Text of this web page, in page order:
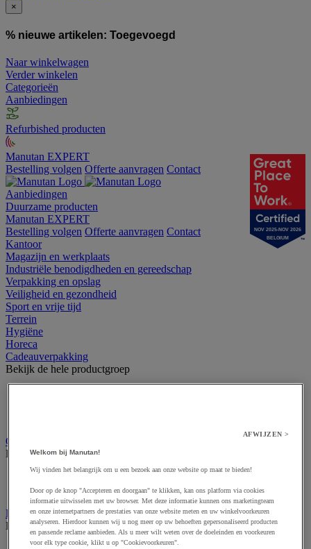
×
% nieuwe artikelen: Toegevoegd
Naar winkelwagen
Verder winkelen
Categorieën
Aanbiedingen
Refurbished producten
Manutan EXPERT
Bestelling volgen Offerte aanvragen Contact
Aanbiedingen
Duurzame producten
Manutan EXPERT
Bestelling volgen Offerte aanvragen Contact
Kantoor
Magazijn en werkplaats
Industriële benodigdheden en gereedschap
Verpakking en opslag
Veiligheid en gezondheid
Sport en vrije tijd
Terrein
Hygiëne
Horeca
Cadeauverpakking
Bekijk de hele productgroep
Cutter en veiligheidsmes
Bekijk de hele productgroep
Accessoires voor veiligheids- en multifunctioneel mes
Veiligheidsmes & multifunctioneel mes
Dozen, enveloppen en postpakketten
Bekijk de hele productgroep
NOV 2025-NOV 2026
BELGIUM
AFWIJZEN >
Welkom bij Manutan!
Wij vinden het belangrijk om u een bezoek aan onze website op maat te bieden!
Door op de knop "Accepteren en doorgaan" te klikken, kan ons platform via cookies
informatie uitwisselen met uw browser. Met deze informatie kunnen ons marketingteam
en onze internetpartners de prestaties van onze website meten en uw winkelvoorkeuren
analyseren. Hierdoor kunnen wij u nog meer op uw behoeften gepersonaliseerd producten
en passende reclame aanbieden. Als u meer wilt weten over de doeleinden en voorkeuren
voor elk type cookie, klikt u op "Cookievoorkeuren".